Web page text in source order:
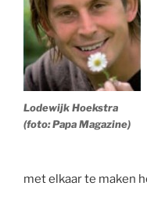
Lodewijk Hoekstra
(foto: Papa Magazine)
met elkaar te maken